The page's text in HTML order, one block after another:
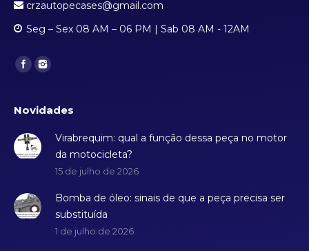
crzautopecases@gmail.com
Seg – Sex 08 AM – 06 PM | Sab 08 AM - 12AM
Find us on:
Novidades
Virabrequim: qual a função dessa peça no motor
da motocicleta?
15 de julho de 2026
Bomba de óleo: sinais de que a peça precisa ser
substituída
1 de julho de 2026